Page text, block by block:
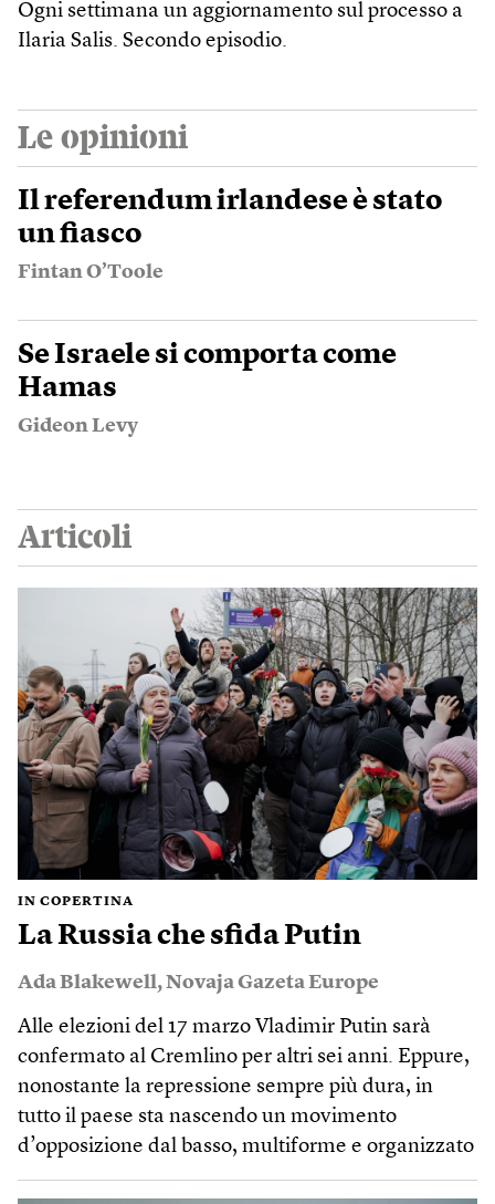
Ogni settimana un aggiornamento sul processo a
Ilaria Salis. Secondo episodio.
Le opinioni
Il referendum irlandese è stato
un fiasco
Fintan O’Toole
Se Israele si comporta come
Hamas
Gideon Levy
Articoli
IN COPERTINA
La Russia che sfida Putin
Ada Blakewell ,Novaja Gazeta Europe
Alle elezioni del 17 marzo Vladimir Putin sarà
confermato al Cremlino per altri sei anni. Eppure,
nonostante la repressione sempre più dura, in
tutto il paese sta nascendo un movimento
d’opposizione dal basso, multiforme e organizzato